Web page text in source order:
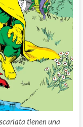
tienen una